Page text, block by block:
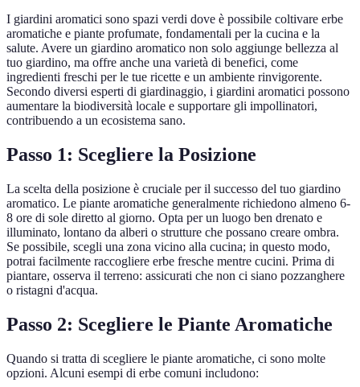
I giardini aromatici sono spazi verdi dove è possibile coltivare erbe
aromatiche e piante profumate, fondamentali per la cucina e la
salute. Avere un giardino aromatico non solo aggiunge bellezza al
tuo giardino, ma offre anche una varietà di benefici, come
ingredienti freschi per le tue ricette e un ambiente rinvigorente.
Secondo diversi esperti di giardinaggio, i giardini aromatici possono
aumentare la biodiversità locale e supportare gli impollinatori,
contribuendo a un ecosistema sano.
Passo 1: Scegliere la Posizione
La scelta della posizione è cruciale per il successo del tuo giardino
aromatico. Le piante aromatiche generalmente richiedono almeno 6-
8 ore di sole diretto al giorno. Opta per un luogo ben drenato e
illuminato, lontano da alberi o strutture che possano creare ombra.
Se possibile, scegli una zona vicino alla cucina; in questo modo,
potrai facilmente raccogliere erbe fresche mentre cucini. Prima di
piantare, osserva il terreno: assicurati che non ci siano pozzanghere
o ristagni d'acqua.
Passo 2: Scegliere le Piante Aromatiche
Quando si tratta di scegliere le piante aromatiche, ci sono molte
opzioni. Alcuni esempi di erbe comuni includono: